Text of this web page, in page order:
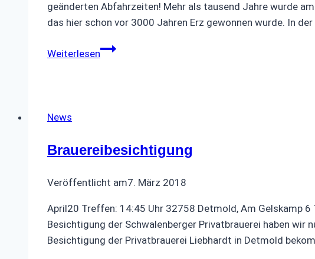
geänderten Abfahrzeiten! Mehr als tausend Jahre wurde
das hier schon vor 3000 Jahren Erz gewonnen wurde. In
WeiterlesenBesichtigung
News
Brauereibesichtigung
Veröffentlicht am7. März 2018
April20 Treffen: 14:45 Uhr 32758 Detmold, Am Gelskamp
Besichtigung der Schwalenberger Privatbrauerei haben wir
Besichtigung der Privatbrauerei Liebhardt in Detmold